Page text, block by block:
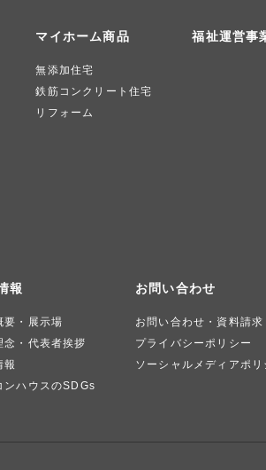
マイホーム商品
無添加住宅
鉄筋コンクリート住宅
リフォーム
福祉運営事
報
要・展示場
念・代表者挨拶
報
ンハウスのSDGs
お問い合わせ
お問い合わせ・資料請求
プライバシーポリシー
ソーシャルメディアポリ